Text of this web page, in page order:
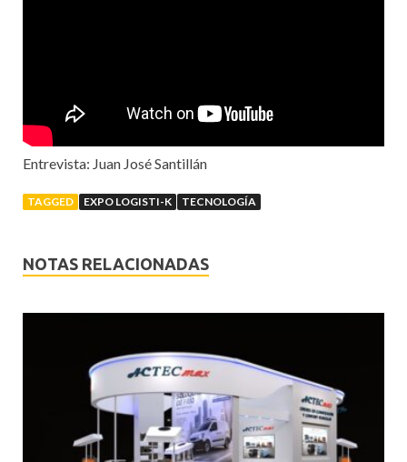
Entrevista: Juan José Santillán
TAGGED EXPO LOGISTI-K TECNOLOGÍA
NOTAS RELACIONADAS